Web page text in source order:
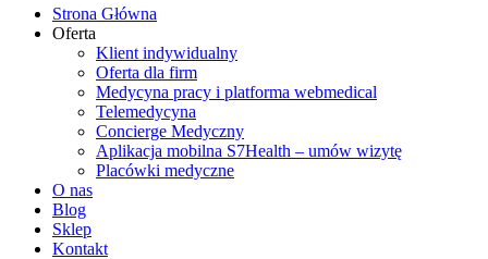
Strona Główna
Oferta
Klient indywidualny
Oferta dla firm
Medycyna pracy i platforma webmedical
Telemedycyna
Concierge Medyczny
Aplikacja mobilna S7Health – umów wizytę
Placówki medyczne
O nas
Blog
Sklep
Kontakt